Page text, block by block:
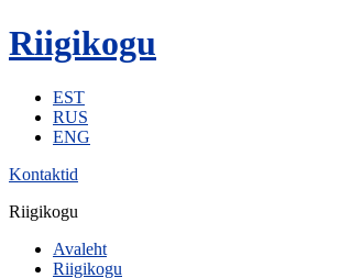
Riigikogu
EST
RUS
ENG
Kontaktid
Riigikogu
Avaleht
Riigikogu